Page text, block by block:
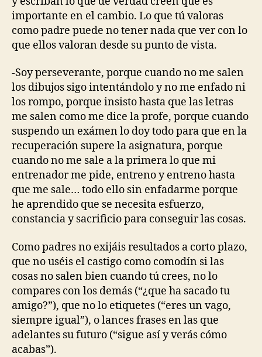
importante en el cambio. Lo que tú valoras
como padre puede no tener nada que ver con lo
que ellos valoran desde su punto de vista.
-Soy perseverante, porque cuando no me salen
los dibujos sigo intentándolo y no me enfado ni
los rompo, porque insisto hasta que las letras
me salen como me dice la profe, porque cuando
suspendo un exámen lo doy todo para que en la
recuperación supere la asignatura, porque
cuando no me sale a la primera lo que mi
entrenador me pide, entreno y entreno hasta
que me sale… todo ello sin enfadarme porque
he aprendido que se necesita esfuerzo,
constancia y sacrificio para conseguir las cosas.
Como padres no exijáis resultados a corto plazo,
que no uséis el castigo como comodín si las
cosas no salen bien cuando tú crees, no lo
compares con los demás (“¿que ha sacado tu
amigo?”), que no lo etiquetes (“eres un vago,
siempre igual”), o lances frases en las que
adelantes su futuro (“sigue así y verás cómo
acabas”).